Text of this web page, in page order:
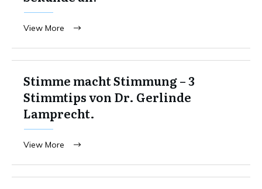
View More
Stimme macht Stimmung – 3
Stimmtips von Dr. Gerlinde
Lamprecht.
View More